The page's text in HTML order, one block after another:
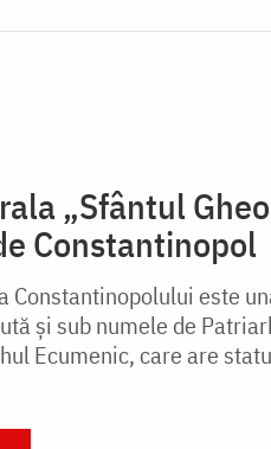
„Sfântul
Constantinopol
Constantinopolului este
și sub numele de
Ecumenic, care are